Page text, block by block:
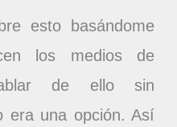
esto basándome
los medios de
de ello sin
era una opción. Así